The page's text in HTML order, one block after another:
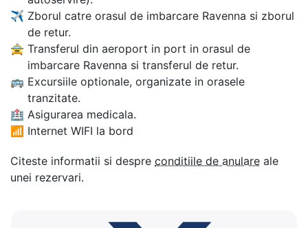
✈ Zborul catre orasul de imbarcare Ravenna si zborul
de retur.
🚖 Transferul din aeroport in port in orasul de
imbarcare Ravenna si transferul de retur.
🚌 Excursiile optionale, organizate in orasele
tranzitate.
🏥 Asigurarea medicala.
📶 Internet WIFI la bord
Citeste informatii si despre conditiile de anulare ale
unei rezervari.